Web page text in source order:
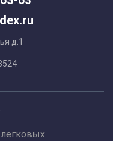
д.1